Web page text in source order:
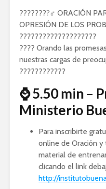
????????‍♂ ORACIÓN
OPRESIÓN DE LOS
????????????????????
???? Orando las
nuestras cargas de
????????????
⌚ 5.50 min –
Ministerio
Para inscribirte
online de Oración
material de
clicando el link
http://